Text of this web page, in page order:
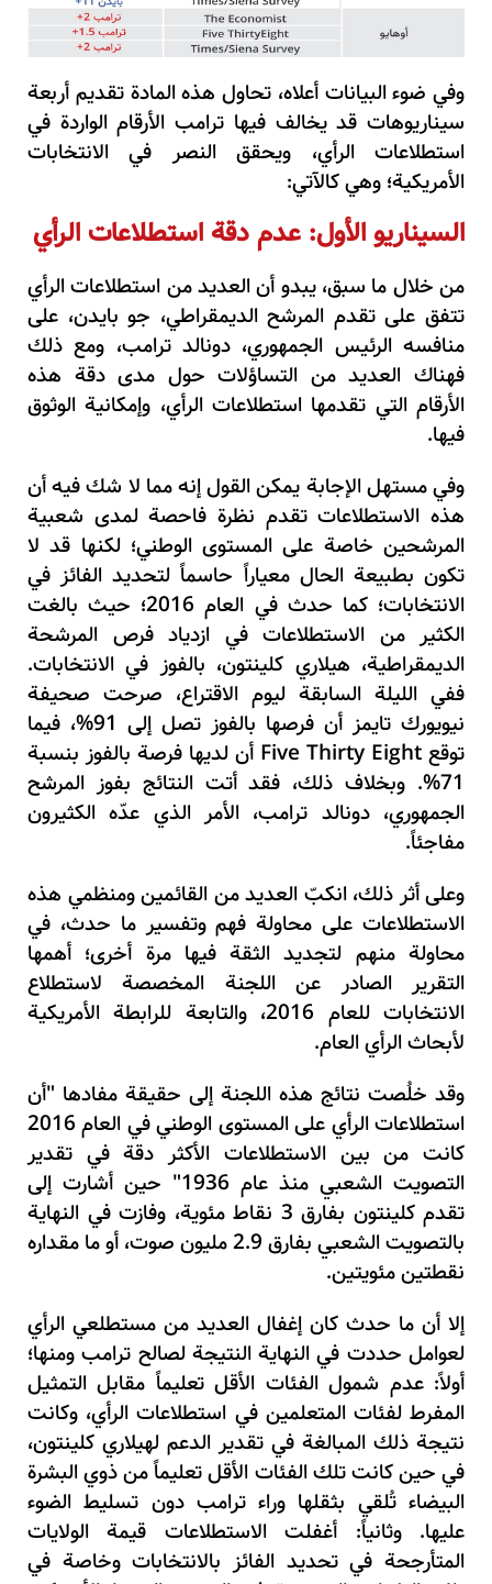
وفي ضوء البيانات أعلاه، تحاول هذه المادة تقديم أربعة
سيناريوهات قد يخالف فيها ترامب الأرقام الواردة في
استطلاعات الرأي، ويحقق النصر في الانتخابات
الأمريكية؛ وهي كالآتي:
السيناريو الأول: عدم دقة استطلاعات الرأي
من خلال ما سبق، يبدو أن العديد من استطلاعات الرأي
تتفق على تقدم المرشح الديمقراطي، جو بايدن، على
منافسه الرئيس الجمهوري، دونالد ترامب، ومع ذلك
فهناك العديد من التساؤلات حول مدى دقة هذه
الأرقام التي تقدمها استطلاعات الرأي، وإمكانية الوثوق
فيها.
وفي مستهل الإجابة يمكن القول إنه مما لا شك فيه أن
هذه الاستطلاعات تقدم نظرة فاحصة لمدى شعبية
المرشحين خاصة على المستوى الوطني؛ لكنها قد لا
تكون بطبيعة الحال معياراً حاسماً لتحديد الفائز في
الانتخابات؛ كما حدث في العام 2016؛ حيث بالغت
الكثير من الاستطلاعات في ازدياد فرص المرشحة
الديمقراطية، هيلاري كلينتون، بالفوز في الانتخابات.
ففي الليلة السابقة ليوم الاقتراع، صرحت صحيفة
نيويورك تايمز أن فرصها بالفوز تصل إلى 91%، فيما
توقع Five Thirty Eight أن لديها فرصة بالفوز بنسبة
71%. وبخلاف ذلك، فقد أتت النتائج بفوز المرشح
الجمهوري، دونالد ترامب، الأمر الذي عدّه الكثيرون
مفاجئاً.
وعلى أثر ذلك، انكبّ العديد من القائمين ومنظمي هذه
الاستطلاعات على محاولة فهم وتفسير ما حدث، في
محاولة منهم لتجديد الثقة فيها مرة أخرى؛ أهمها
التقرير الصادر عن اللجنة المخصصة لاستطلاع
الانتخابات للعام 2016، والتابعة للرابطة الأمريكية
لأبحاث الرأي العام.
وقد خلُصت نتائج هذه اللجنة إلى حقيقة مفادها "أن
استطلاعات الرأي على المستوى الوطني في العام 2016
كانت من بين الاستطلاعات الأكثر دقة في تقدير
التصويت الشعبي منذ عام 1936" حين أشارت إلى
تقدم كلينتون بفارق 3 نقاط مئوية، وفازت في النهاية
بالتصويت الشعبي بفارق 2.9 مليون صوت، أو ما مقداره
نقطتين مئويتين.
إلا أن ما حدث كان إغفال العديد من مستطلعي الرأي
لعوامل حددت في النهاية النتيجة لصالح ترامب ومنها؛
أولاً: عدم شمول الفئات الأقل تعليماً مقابل التمثيل
المفرط لفئات المتعلمين في استطلاعات الرأي، وكانت
نتيجة ذلك المبالغة في تقدير الدعم لهيلاري كلينتون،
في حين كانت تلك الفئات الأقل تعليماً من ذوي البشرة
البيضاء تُلقي بثقلها وراء ترامب دون تسليط الضوء
عليها. وثانياً: أغفلت الاستطلاعات قيمة الولايات
المتأرجحة في تحديد الفائز بالانتخابات وخاصة في